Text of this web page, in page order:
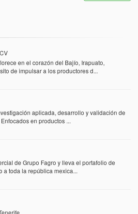
en el corazón del Bajío, Irapuato,
de impulsar a los productores d...
aplicada, desarrollo y validación de
en productos ...
de Grupo Fagro y lleva el portafolio de
a toda la república mexica...
...